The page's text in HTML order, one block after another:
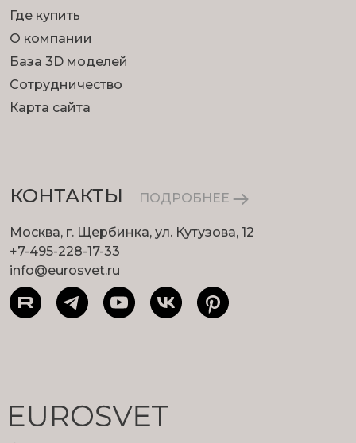
Где купить
О компании
База 3D моделей
Сотрудничество
Карта сайта
КОНТАКТЫ ПОДРОБНЕЕ
Москва, г. Щербинка, ул. Кутузова, 12
+7-495-228-17-33
info@eurosvet.ru